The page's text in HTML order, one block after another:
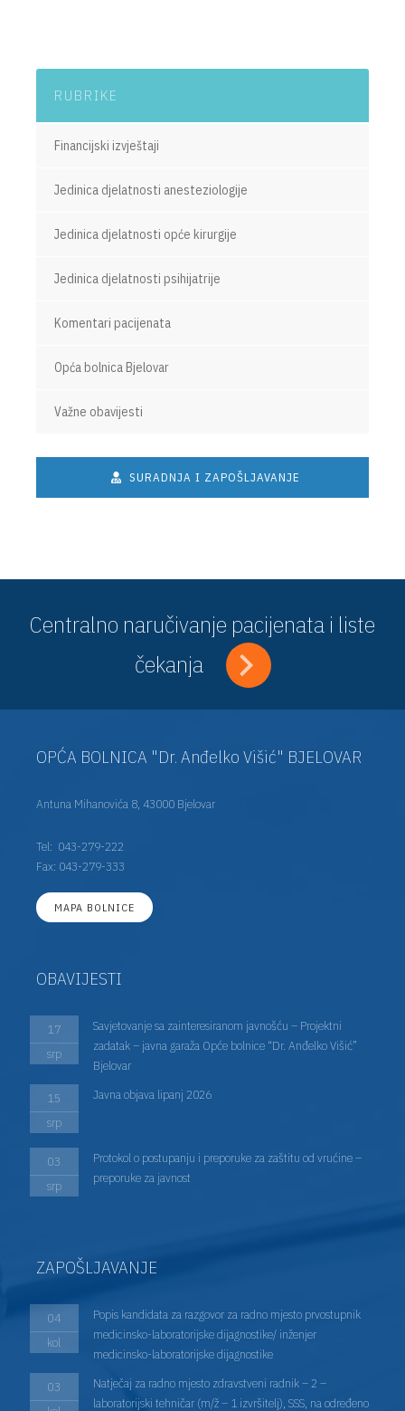
RUBRIKE
Financijski izvještaji
Jedinica djelatnosti anesteziologije
Jedinica djelatnosti opće kirurgije
Jedinica djelatnosti psihijatrije
Komentari pacijenata
Opća bolnica Bjelovar
Važne obavijesti
SURADNJA I ZAPOŠLJAVANJE
Centralno naručivanje pacijenata i liste
čekanja
OPĆA BOLNICA "Dr. Anđelko Višić" BJELOVAR
Antuna Mihanovića 8, 43000 Bjelovar
Tel: 043-279-222
Fax: 043-279-333
MAPA BOLNICE
OBAVIJESTI
17
srp
Savjetovanje sa zainteresiranom javnošću – Projektni
zadatak – javna garaža Opće bolnice “Dr. Anđelko Višić”
Bjelovar
15
srp
Javna objava lipanj 2026
03
srp
Protokol o postupanju i preporuke za zaštitu od vrućine –
preporuke za javnost
ZAPOŠLJAVANJE
04
kol
Popis kandidata za razgovor za radno mjesto prvostupnik
medicinsko-laboratorijske dijagnostike/ inženjer
medicinsko-laboratorijske dijagnostike
03
Natječaj za radno mjesto zdravstveni radnik – 2 –
laboratorijski tehničar (m/ž – 1 izvršitelj), SSS, na određeno